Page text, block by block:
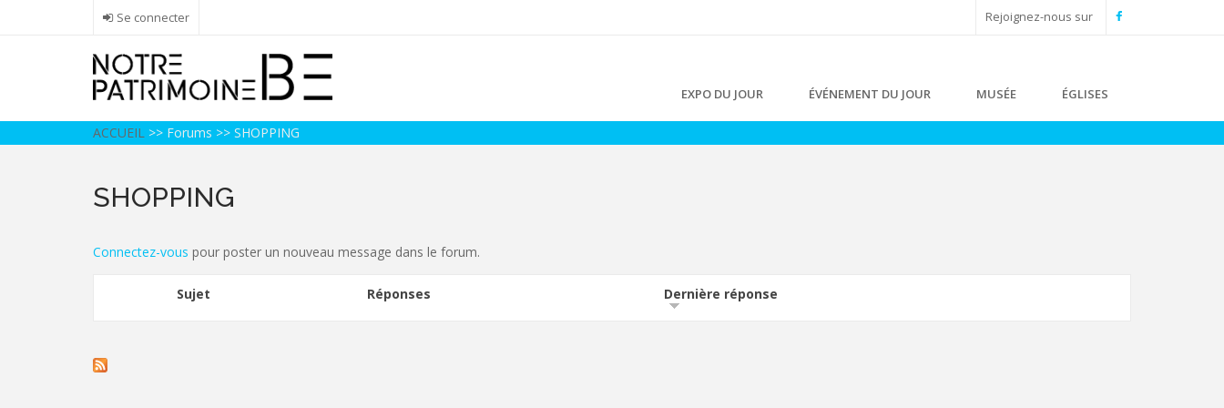
Se connecter Rejoignez-nous sur
EXPO DU JOUR ÉVÉNEMENT DU JOUR MUSÉE ÉGLISES
ACCUEIL >> Forums >> SHOPPING
SHOPPING
Connectez-vous pour poster un nouveau message dans le forum.
Sujet Réponses Dernière réponse